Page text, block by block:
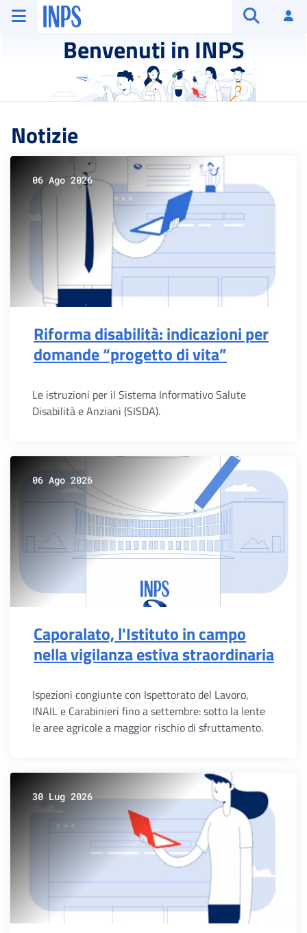
Vai al menu principale
Vai al contenuto principale
Vai al pie' di pagina
INPS ()
Benvenuti in INPS
Notizie
06 Ago 2026
Riforma disabilità: indicazioni per
domande “progetto di vita”
Le istruzioni per il Sistema Informativo Salute
Disabilità e Anziani (SISDA).
06 Ago 2026
Caporalato, l'Istituto in campo
nella vigilanza estiva straordinaria
Ispezioni congiunte con Ispettorato del Lavoro,
INAIL e Carabinieri fino a settembre: sotto la lente
le aree agricole a maggior rischio di sfruttamento.
30 Lug 2026